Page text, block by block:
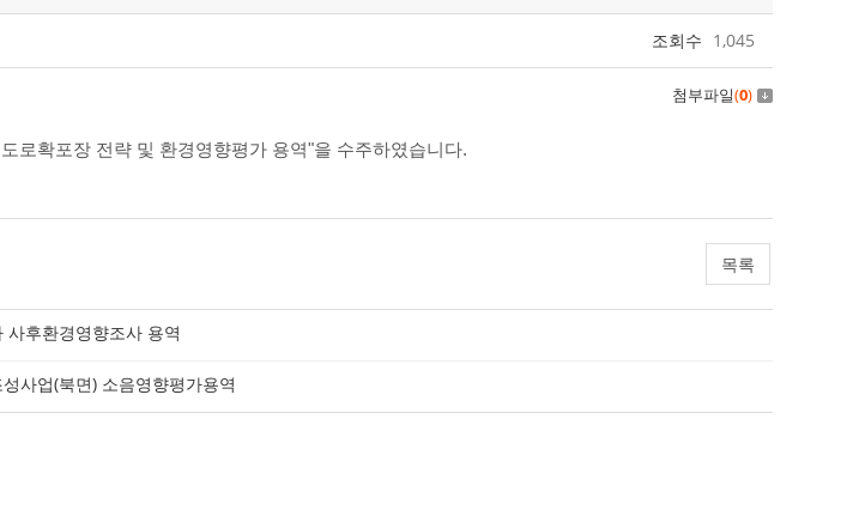
조회수 1,045
첨부파일(0)
로확포장 전략 및 환경영향평가 용역"을 수주하였습니다.
목록
후환경영향조사 용역
사업(북면) 소음영향평가용역